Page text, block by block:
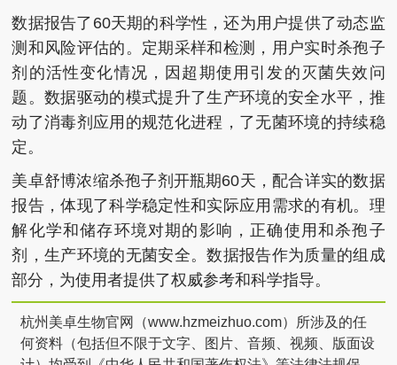
数据报告了60天期的科学性，还为用户提供了动态监
测和风险评估的。定期采样和检测，用户实时杀孢子
剂的活性变化情况，因超期使用引发的灭菌失效问
题。数据驱动的模式提升了生产环境的安全水平，推
动了消毒剂应用的规范化进程，了无菌环境的持续稳
定。
美卓舒博浓缩杀孢子剂开瓶期60天，配合详实的数据
报告，体现了科学稳定性和实际应用需求的有机。理
解化学和储存环境对期的影响，正确使用和杀孢子
剂，生产环境的无菌安全。数据报告作为质量的组成
部分，为使用者提供了权威参考和科学指导。
杭州美卓生物官网（www.hzmeizhuo.com）所涉及的任
何资料（包括但不限于文字、图片、音频、视频、版面设